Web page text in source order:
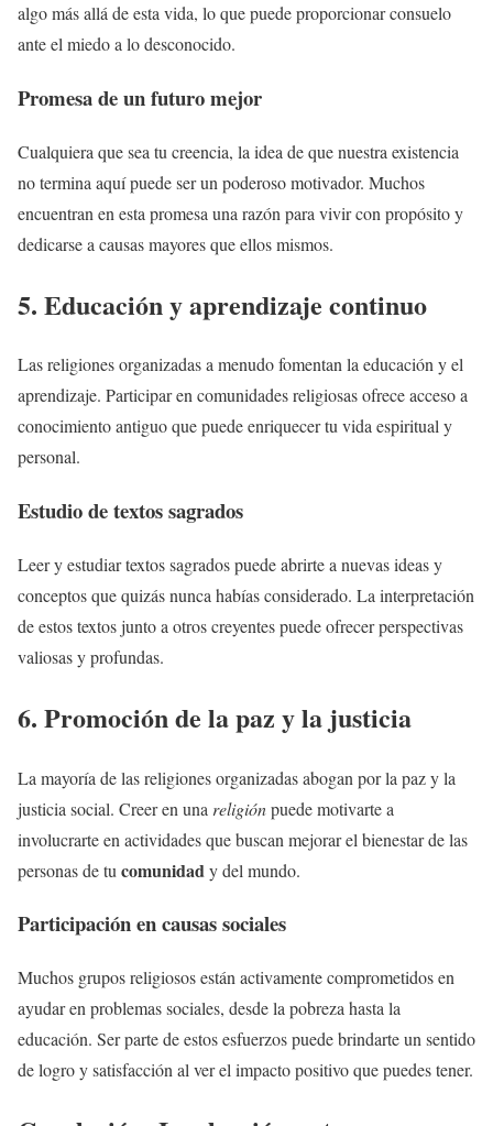
algo más allá de esta vida, lo que puede proporcionar consuelo
ante el miedo a lo desconocido.
Promesa de un futuro mejor
Cualquiera que sea tu creencia, la idea de que nuestra existencia
no termina aquí puede ser un poderoso motivador. Muchos
encuentran en esta promesa una razón para vivir con propósito y
dedicarse a causas mayores que ellos mismos.
5. Educación y aprendizaje continuo
Las religiones organizadas a menudo fomentan la educación y el
aprendizaje. Participar en comunidades religiosas ofrece acceso a
conocimiento antiguo que puede enriquecer tu vida espiritual y
personal.
Estudio de textos sagrados
Leer y estudiar textos sagrados puede abrirte a nuevas ideas y
conceptos que quizás nunca habías considerado. La interpretación
de estos textos junto a otros creyentes puede ofrecer perspectivas
valiosas y profundas.
6. Promoción de la paz y la justicia
La mayoría de las religiones organizadas abogan por la paz y la
justicia social. Creer en una religiónpuede motivarte a
involucrarte en actividades que buscan mejorar el bienestar de las
personas de tu comunidady del mundo.
Participación en causas sociales
Muchos grupos religiosos están activamente comprometidos en
ayudar en problemas sociales, desde la pobreza hasta la
educación. Ser parte de estos esfuerzos puede brindarte un sentido
de logro y satisfacción al ver el impacto positivo que puedes tener.